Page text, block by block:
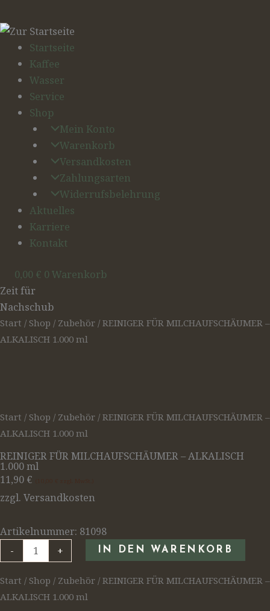
Startseite
Kaffee
Wasser
Service
Shop
Mein Konto
Warenkorb
Versandkosten
Zahlungsarten
Widerrufsbelehrung
Aktuelles
Karriere
Kontakt
0,00 € 0 Warenkorb
Zeit für
Nachschub
Start / Shop / Zubehör / REINIGER FÜR MILCHAUFSCHÄUMER –
ALKALISCH 1.000 ml
Start / Shop / Zubehör / REINIGER FÜR MILCHAUFSCHÄUMER –
ALKALISCH 1.000 ml
REINIGER FÜR MILCHAUFSCHÄUMER – ALKALISCH
1.000 ml
11,90 €
zzgl. Versandkosten
Artikelnummer: 81098
-
REINIGER
FÜR
MILCHAUFSCHÄUMER
-
+ IN DEN WARENKORB
Start / Shop / Zubehör / REINIGER FÜR MILCHAUFSCHÄUMER –
ALKALISCH 1.000 ml
COCAYA
Premium
Brown
1.000g
COCAYA
Premium
Brown
1.000g